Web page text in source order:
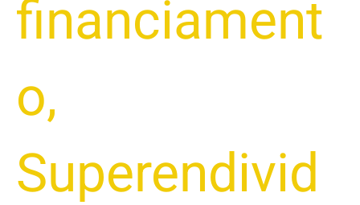
financiament
o,
Superendivid